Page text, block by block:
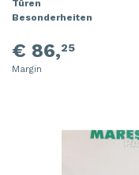
Türen
Besonderheiten
€ 86,25
Margin